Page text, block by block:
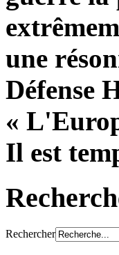
une
Défense
«
Il est
Rechercher